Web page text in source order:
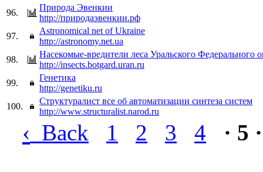
96.
Природа Эвенкии
http://природаэвенкии.рф
97.
Astronomical net of Ukraine
http://astronomy.net.ua
98.
Насекомые-вредители леса Уральского Федерального
http://insects.botgard.uran.ru
99.
Генетика
http://genetiku.ru
100.
Структуралист все об автоматизации синтеза систем
http://www.structuralist.narod.ru
‹ Back 1 2 3 4 · 5 ·